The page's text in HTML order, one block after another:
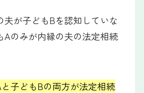
夫が子どもBを認知していな
Aのみが内縁の夫の法定相続
子どもBの両方が法定相続